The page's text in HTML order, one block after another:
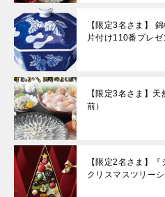
【限定3名さま】
片付け110番プレゼ
【限定3名さま】
前）
【限定2名さま】
クリスマスツリー